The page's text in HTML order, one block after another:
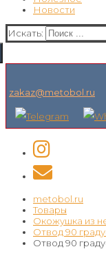
Новости
Искать:
zakaz@metobol.ru
metobol.ru
Товары
Окожушка из
Отвод 90
Отвод 90